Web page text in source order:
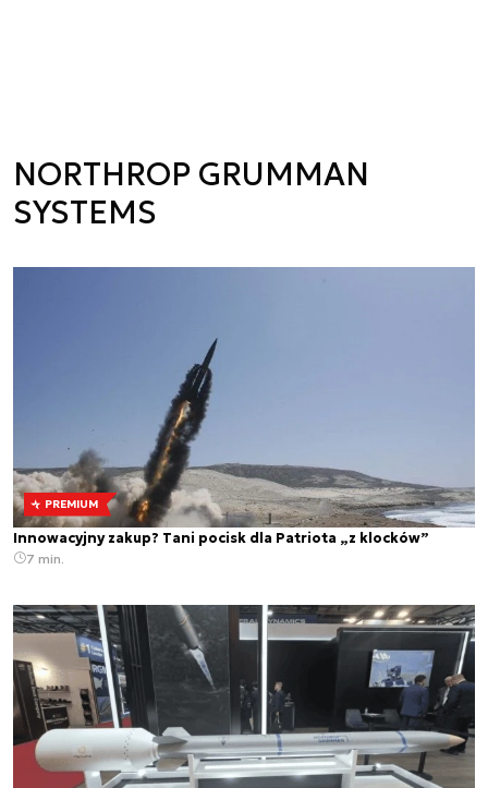
NORTHROP GRUMMAN
SYSTEMS
PREMIUM
Innowacyjny zakup? Tani pocisk dla Patriota „z klocków”
7 min.